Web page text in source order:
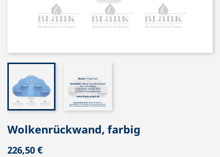
Wolkenrückwand, farbig
226,50 €